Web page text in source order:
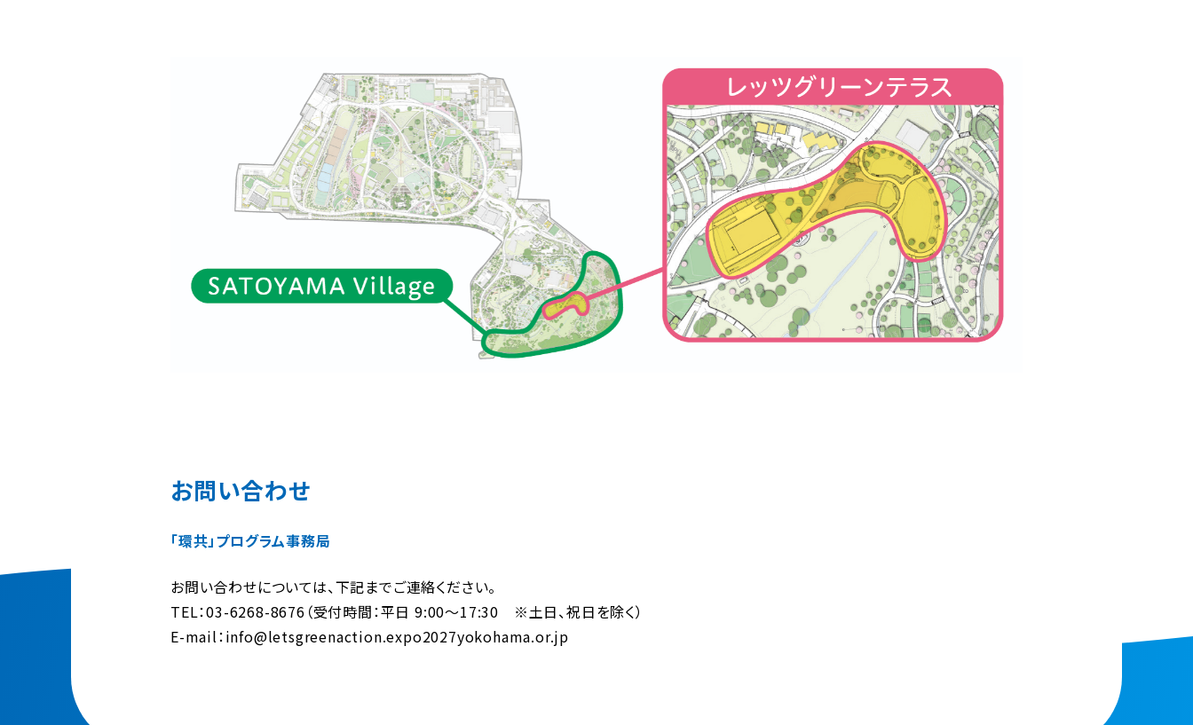
お問い合わせ
「環共」プログラム事務局
お問い合わせについては、下記までご連絡ください。
TEL：03-6268-8676（受付時間：平日 9:00～17:30 ※土日、祝日を除く）
E-mail：info@letsgreenaction.expo2027yokohama.or.jp